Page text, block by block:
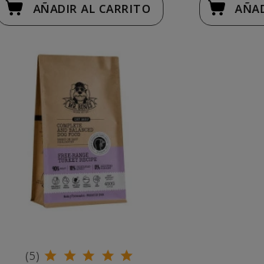
AÑADIR AL CARRITO
(5)